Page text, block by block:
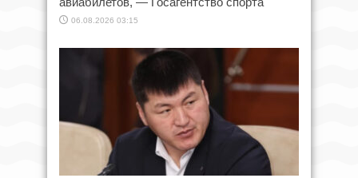
06.08.2026 03:15